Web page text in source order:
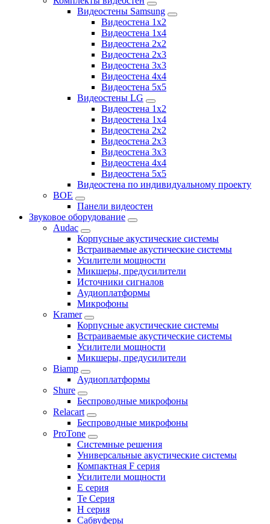
Видеостены Samsung
Видеостена 1x2
Видеостена 1x4
Видеостена 2x2
Видеостена 2х3
Видеостена 3x3
Видеостена 4x4
Видеостена 5x5
Видеостены LG
Видеостена 1x2
Видеостена 1x4
Видеостена 2x2
Видеостена 2x3
Видеостена 3x3
Видеостена 4x4
Видеостена 5x5
Видеостена по индивидуальному проекту
BOE
Панели видеостен
Звуковое оборудование
Audac
Корпусные акустические системы
Встраиваемые акустические системы
Усилители мощности
Микшеры, предусилители
Источники сигналов
Аудиоплатформы
Микрофоны
Kramer
Корпусные акустические системы
Встраиваемые акустические системы
Усилители мощности
Микшеры, предусилители
Biamp
Аудиоплатформы
Shure
Беспроводные микрофоны
Relacart
Беспроводные микрофоны
ProTone
Системные решения
Универсальные акустические системы
Компактная F серия
Усилители мощности
E серия
Te Серия
H серия
Сабвуферы